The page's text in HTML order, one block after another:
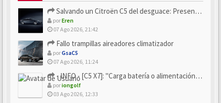
Salvando un Citroën C5 del desguace: Presentación y seguimiento
porEren
07 Ago 2026, 21:42
Fallo trampillas aireadores climatizador
porGsaC5
07 Ago 2026, 11:24
- INFO - [C5 X7]: "Carga batería o alimentación eléctri...
poriongolf
03 Ago 2026, 12:33